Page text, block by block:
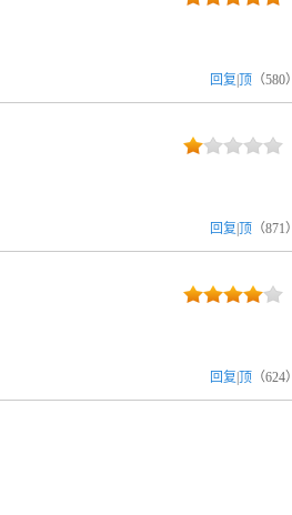
回复 顶 （580）
回复 顶 （871）
回复 顶 （624）